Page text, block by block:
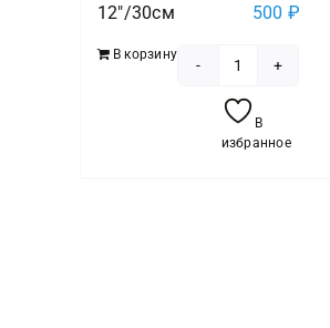
12"/30см 500 ₽
В корзину
товара
Шар
В
избранное